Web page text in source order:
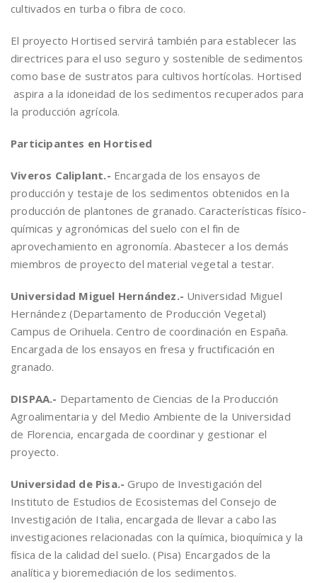
cultivados en turba o fibra de coco.
El proyecto Hortised servirá también para establecer las
directrices para el uso seguro y sostenible de sedimentos
como base de sustratos para cultivos hortícolas. Hortised
aspira a la idoneidad de los sedimentos recuperados para
la producción agrícola.
Participantes en Hortised
Viveros Caliplant.- Encargada de los ensayos de
producción y testaje de los sedimentos obtenidos en la
producción de plantones de granado. Características físico-
químicas y agronómicas del suelo con el fin de
aprovechamiento en agronomía. Abastecer a los demás
miembros de proyecto del material vegetal a testar.
Universidad Miguel Hernández.- Universidad Miguel
Hernández (Departamento de Producción Vegetal)
Campus de Orihuela. Centro de coordinación en España.
Encargada de los ensayos en fresa y fructificación en
granado.
DISPAA.- Departamento de Ciencias de la Producción
Agroalimentaria y del Medio Ambiente de la Universidad
de Florencia, encargada de coordinar y gestionar el
proyecto.
Universidad de Pisa.- Grupo de Investigación del
Instituto de Estudios de Ecosistemas del Consejo de
Investigación de Italia, encargada de llevar a cabo las
investigaciones relacionadas con la química, bioquímica y la
física de la calidad del suelo. (Pisa) Encargados de la
analítica y bioremediación de los sedimentos.